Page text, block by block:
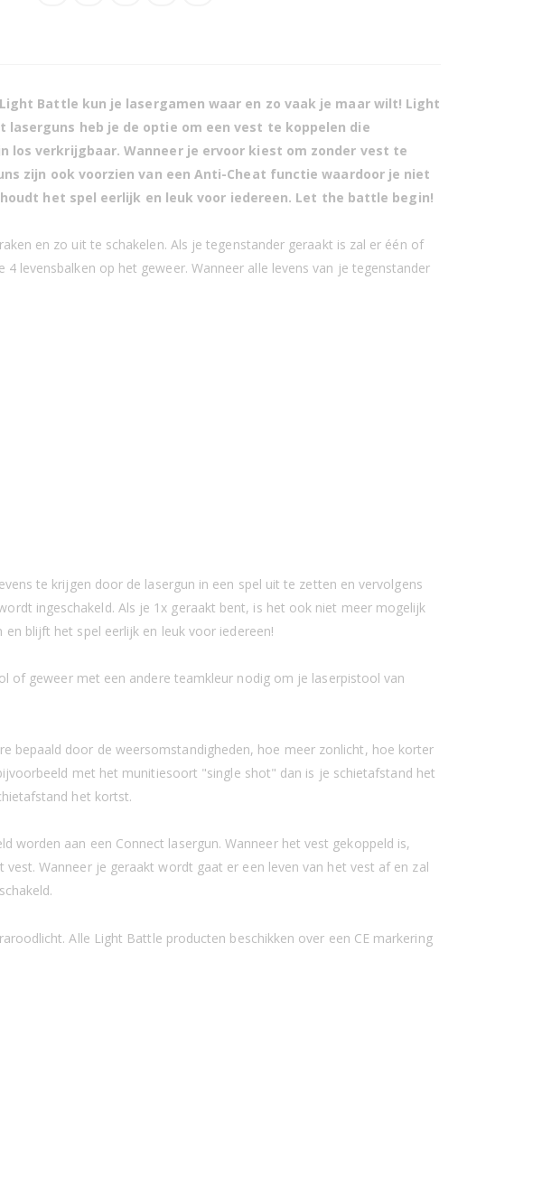
12 Light Battle Connect Mega Blasters - Blauw/Groen
Battle kun je lasergamen waar en zo vaak je maar wilt! Light
heb je de optie om een vest te koppelen die
los verkrijgbaar.Wanneer je ervoor kiest om zonder vest te
zijn ook voorzien van een Anti-Cheat functie waardoor je niet
het spel eerlijk en leuk voor iedereen. Let the battle begin!
en zo uit te schakelen. Als je tegenstander geraakt is zal er één of
levensbalken op het geweer. Wanneer alle levens van je tegenstander
te krijgen door de lasergun in een spel uit te zetten en vervolgens
ingeschakeld. Als je 1x geraakt bent, is het ook niet meer mogelijk
blijft het spel eerlijk en leuk voor iedereen!
of geweer met een andere teamkleur nodig om je laserpistool van
bepaald door de weersomstandigheden, hoe meer zonlicht, hoe korter
met het munitiesoort "single shot" dan is je schietafstand het
het kortst.
worden aan een Connect lasergun. Wanneer het vest gekoppeld is,
Wanneer je geraakt wordt gaat er een leven van het vest af en zal
Alle Light Battle producten beschikken over een CE markering